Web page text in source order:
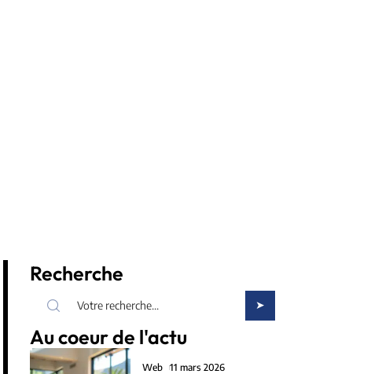
Recherche
Au coeur de l'actu
Web 11 mars 2026